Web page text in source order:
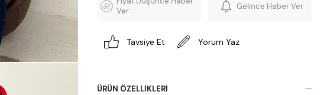
Ver
Gelince Haber Ver
Tavsiye Et Yorum Yaz
ÜRÜN ÖZELLIKLERI